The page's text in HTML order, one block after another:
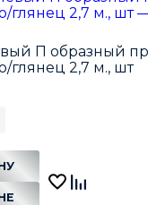
П образный
глянец 2,7 м., шт